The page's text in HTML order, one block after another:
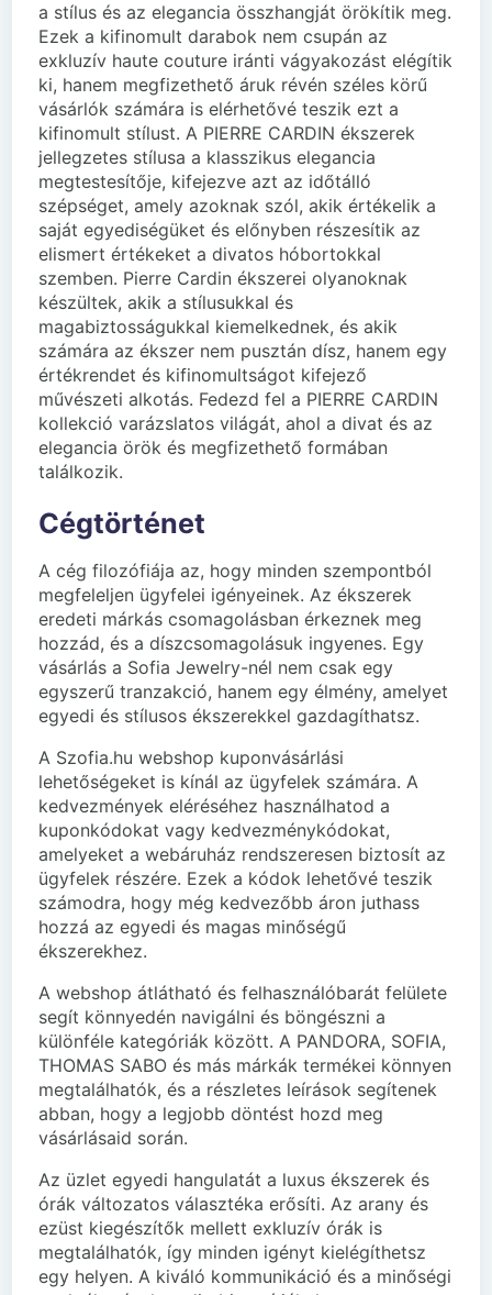
a stílus és az elegancia összhangját örökítik meg.
Ezek a kifinomult darabok nem csupán az
exkluzív haute couture iránti vágyakozást elégítik
ki, hanem megfizethető áruk révén széles körű
vásárlók számára is elérhetővé teszik ezt a
kifinomult stílust. A PIERRE CARDIN ékszerek
jellegzetes stílusa a klasszikus elegancia
megtestesítője, kifejezve azt az időtálló
szépséget, amely azoknak szól, akik értékelik a
saját egyediségüket és előnyben részesítik az
elismert értékeket a divatos hóbortokkal
szemben. Pierre Cardin ékszerei olyanoknak
készültek, akik a stílusukkal és
magabiztosságukkal kiemelkednek, és akik
számára az ékszer nem pusztán dísz, hanem egy
értékrendet és kifinomultságot kifejező
művészeti alkotás. Fedezd fel a PIERRE CARDIN
kollekció varázslatos világát, ahol a divat és az
elegancia örök és megfizethető formában
találkozik.
Cégtörténet
A cég filozófiája az, hogy minden szempontból
megfeleljen ügyfelei igényeinek. Az ékszerek
eredeti márkás csomagolásban érkeznek meg
hozzád, és a díszcsomagolásuk ingyenes. Egy
vásárlás a Sofia Jewelry-nél nem csak egy
egyszerű tranzakció, hanem egy élmény, amelyet
egyedi és stílusos ékszerekkel gazdagíthatsz.
A Szofia.hu webshop kuponvásárlási
lehetőségeket is kínál az ügyfelek számára. A
kedvezmények eléréséhez használhatod a
kuponkódokat vagy kedvezménykódokat,
amelyeket a webáruház rendszeresen biztosít az
ügyfelek részére. Ezek a kódok lehetővé teszik
számodra, hogy még kedvezőbb áron juthass
hozzá az egyedi és magas minőségű
ékszerekhez.
A webshop átlátható és felhasználóbarát felülete
segít könnyedén navigálni és böngészni a
különféle kategóriák között. A PANDORA, SOFIA,
THOMAS SABO és más márkák termékei könnyen
megtalálhatók, és a részletes leírások segítenek
abban, hogy a legjobb döntést hozd meg
vásárlásaid során.
Az üzlet egyedi hangulatát a luxus ékszerek és
órák változatos választéka erősíti. Az arany és
ezüst kiegészítők mellett exkluzív órák is
megtalálhatók, így minden igényt kielégíthetsz
egy helyen. A kiváló kommunikáció és a minőségi